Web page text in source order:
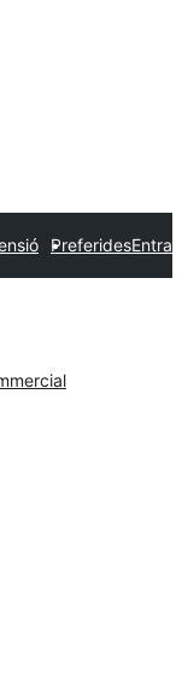
PreferidesEntra